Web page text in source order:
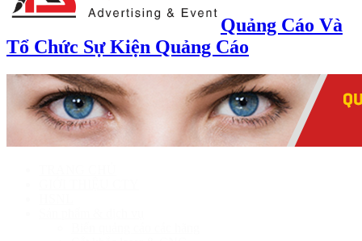
Quảng Cáo Và
Tổ Chức Sự Kiện Quảng Cáo